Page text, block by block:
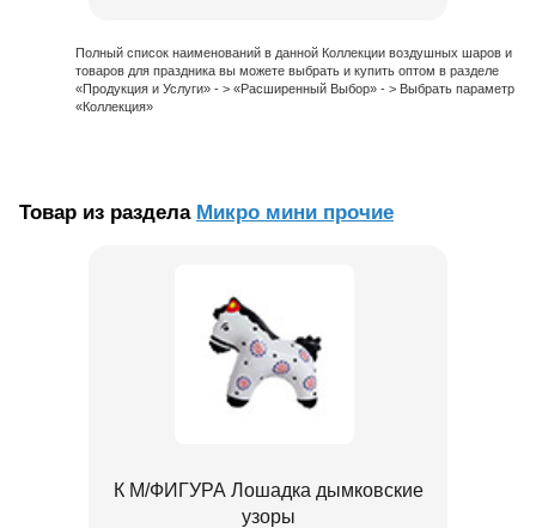
Полный список наименований в данной Коллекции воздушных шаров и
товаров для праздника вы можете выбрать и купить оптом в разделе
«Продукция и Услуги» - > «Расширенный Выбор» - > Выбрать параметр
«Коллекция»
Товар из раздела Микро мини прочие
К М/ФИГУРА Лошадка дымковские
узоры